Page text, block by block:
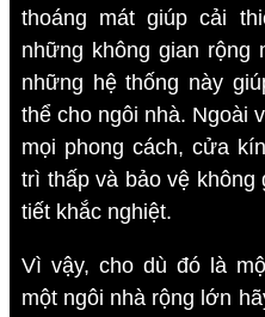
thoáng mát giúp cải
những không gian
những hệ thống này
thể cho ngôi nhà. Ngoài
mọi phong cách, cửa
trì thấp và bảo vệ không
tiết khắc nghiệt.
Vì vậy, cho dù đó là
một ngôi nhà rộng lớn